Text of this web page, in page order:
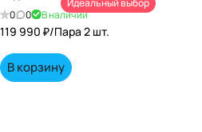
непревзойд
0 0 В наличии
Идеальный выбор
119 990 ₽/Пара 2 шт.
В корзину